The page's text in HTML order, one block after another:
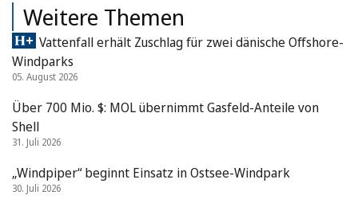
Weitere Themen
Vattenfall erhält Zuschlag für zwei dänische Offshore-
Windparks
05. August 2026
Über 700 Mio. $: MOL übernimmt Gasfeld-Anteile von
Shell
31. Juli 2026
„Windpiper“ beginnt Einsatz in Ostsee-Windpark
30. Juli 2026